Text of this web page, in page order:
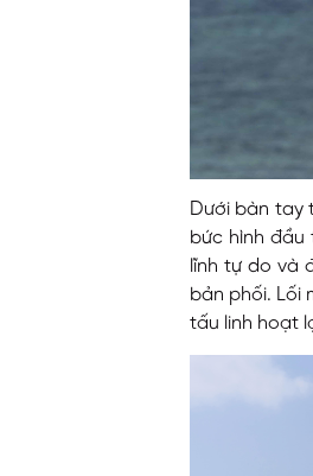
Dưới bàn tay
bức hình đầu
lĩnh tự do và
bản phối. Lối
tấu linh hoạt